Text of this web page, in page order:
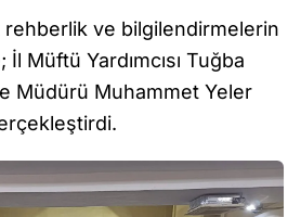
ve bilgilendirmelerin
İl Müftü Yardımcısı Tuğba
Müdürü Muhammet Yeler